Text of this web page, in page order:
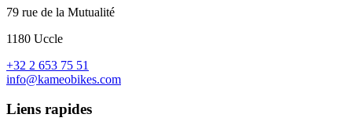
79 rue de la Mutualité
1180 Uccle
+32 2 653 75 51
info@kameobikes.com
Liens rapides